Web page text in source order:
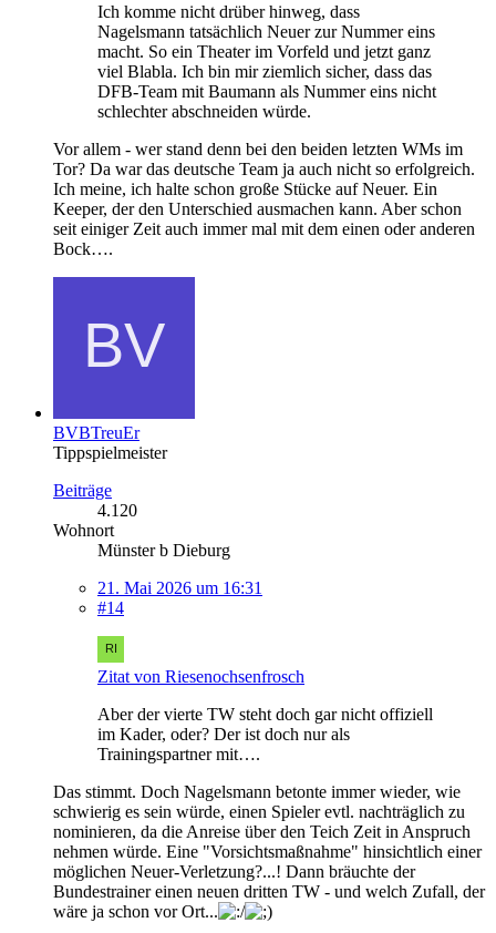
Ich komme nicht drüber hinweg, dass
Nagelsmann tatsächlich Neuer zur Nummer eins
macht. So ein Theater im Vorfeld und jetzt ganz
viel Blabla. Ich bin mir ziemlich sicher, dass das
DFB-Team mit Baumann als Nummer eins nicht
schlechter abschneiden würde.
Vor allem - wer stand denn bei den beiden letzten WMs im
Tor? Da war das deutsche Team ja auch nicht so erfolgreich.
Ich meine, ich halte schon große Stücke auf Neuer. Ein
Keeper, der den Unterschied ausmachen kann. Aber schon
seit einiger Zeit auch immer mal mit dem einen oder anderen
Bock….
BVBTreuEr
Tippspielmeister
Beiträge
4.120
Wohnort
Münster b Dieburg
21. Mai 2026 um 16:31
#14
Zitat von Riesenochsenfrosch
Aber der vierte TW steht doch gar nicht offiziell
im Kader, oder? Der ist doch nur als
Trainingspartner mit….
Das stimmt. Doch Nagelsmann betonte immer wieder, wie
schwierig es sein würde, einen Spieler evtl. nachträglich zu
nominieren, da die Anreise über den Teich Zeit in Anspruch
nehmen würde. Eine "Vorsichtsmaßnahme" hinsichtlich einer
möglichen Neuer-Verletzung?...! Dann bräuchte der
Bundestrainer einen neuen dritten TW - und welch Zufall, der
wäre ja schon vor Ort...